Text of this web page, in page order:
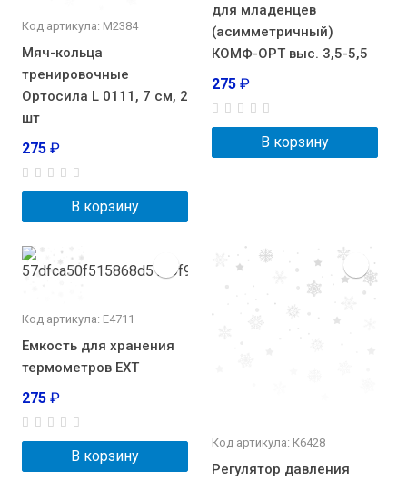
Код артикула: М2384
Мяч-кольца
тренировочные
Ортосила L 0111, 7 см, 2
шт
275 ₽
В корзину
для младенцев
(асимметричный)
КОМФ-ОРТ выс. 3,5-5,5
275 ₽
В корзину
Код артикула: Е4711
Емкость для хранения
термометров EXT
275 ₽
В корзину
Код артикула: К6428
Регулятор давления